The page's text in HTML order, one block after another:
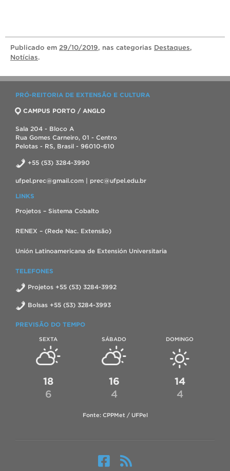
Publicado em 29/10/2019, nas categorias Destaques,
Notícias.
PRÓ-REITORIA DE EXTENSÃO E CULTURA
CAMPUS PORTO / ANGLO
Sala 204 - Bloco A
Rua Gomes Carneiro, 01 - Centro
Pelotas - RS, Brasil - 96010-610
+55 (53) 3284-3990
ufpel.prec@gmail.com | prec@ufpel.edu.br
LINKS
Projetos – Sistema Cobalto
RENEX – (Rede Nac. Extensão)
Unión Latinoamericana de Extensión Universitaria
TELEFONES
Projetos +55 (53) 3284-3992
Bolsas +55 (53) 3284-3993
PREVISÃO DO TEMPO
SEXTA
18
6
SÁBADO
16
4
DOMINGO
14
4
Fonte: CPPMet / UFPel